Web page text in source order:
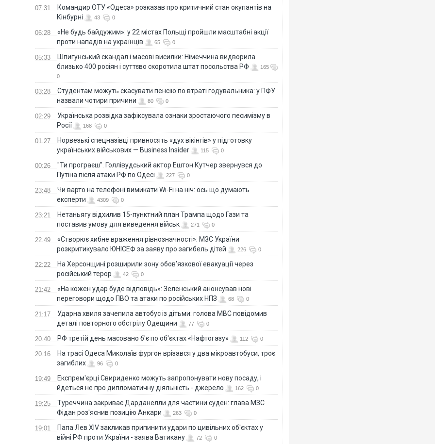
07:31
Командир ОТУ «Одеса» розказав про критичний стан окупантів на
Кінбурні
43 0
06:28
«Не будь байдужим»: у 22 містах Польщі пройшли масштабні акції
проти нападів на українців
65 0
05:33
Шпигунський скандал і масові висилки: Німеччина видворила
близько 400 росіян і суттєво скоротила штат посольства РФ
165
0
03:28
Студентам можуть скасувати пенсію по втраті годувальника: у ПФУ
назвали чотири причини
80 0
02:29
Українська розвідка зафіксувала ознаки зростаючого песимізму в
Росії
168 0
01:27
Норвезькі спецназівці привносять «дух вікінгів» у підготовку
українських військових — Business Insider
115 0
00:26
"Ти програєш". Голлівудський актор Ештон Кутчер звернувся до
Путіна після атаки РФ по Одесі
227 0
23:48
Чи варто на телефонi вимикати Wi-Fi на ніч: ось що думають
експерти
4309 0
23:21
Нетаньягу відхилив 15-пунктний план Трампа щодо Гази та
поставив умову для виведення військ
271 0
22:49
«Створює хибне враження рівнозначності»: МЗС України
розкритикувало ЮНІСЕФ за заяву про загибель дітей
226 0
22:22
На Херсонщині розширили зону обов’язкової евакуації через
російський терор
42 0
21:42
«На кожен удар буде відповідь»: Зеленський анонсував нові
переговори щодо ПВО та атаки по російських НПЗ
68 0
21:17
Ударна хвиля зачепила автобус із дітьми: голова МВС повідомив
деталі повторного обстрілу Одещини
77 0
20:40 РФ третій день масовано б'є по об'єктах «Нафтогазу» 112 0
20:16
На трасі Одеса Миколаїв фургон врізався у два мікроавтобуси, троє
загиблих
96 0
19:49
Експрем'єрці Свириденко можуть запропонувати нову посаду, і
йдеться не про дипломатичну діяльність - джерело
162 0
19:25
Туреччина закриває Дарданелли для частини суден: глава МЗС
Фідан роз'яснив позицію Анкари
263 0
19:01
Папа Лев XIV закликав припинити удари по цивільних об'єктах у
війні РФ проти України - заява Ватикану
72 0